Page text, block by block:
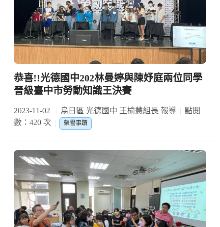
恭喜!!光德國中202林曼婷與陳妤庭兩位同學
晉級臺中市勞動知識王決賽
2023-11-02 烏日區 光德國中 王榆慧組長 報導
點閱
數：420 次
榮譽事蹟